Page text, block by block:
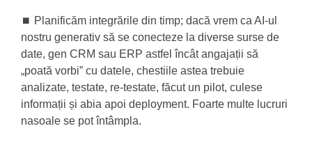
⏹️ Planificăm integrările din timp; dacă vrem ca AI-ul
nostru generativ să se conecteze la diverse surse de
date, gen CRM sau ERP astfel încât angajații să
„poată vorbi” cu datele, chestiile astea trebuie
analizate, testate, re-testate, făcut un pilot, culese
informații și abia apoi deployment. Foarte multe lucruri
nasoale se pot întâmpla.